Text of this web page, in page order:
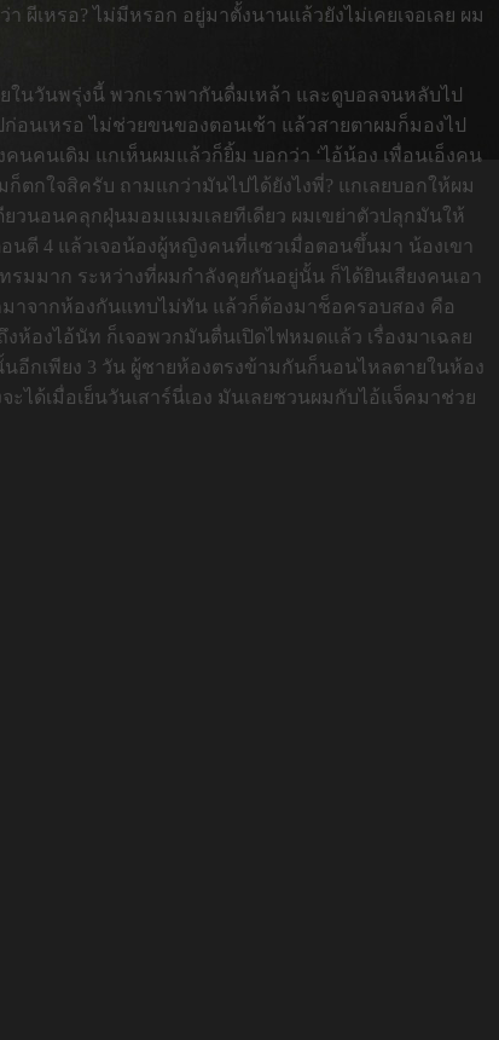
ผีเหรอ? ไม่มีหรอก อยู่มาตั้งนานแล้วยังไม่เคยเจอเลย ผม
นวันพรุ่งนี้ พวกเราพากันดื่มเหล้า และดูบอลจนหลับไป
นเหรอ ไม่ช่วยขนของตอนเช้า แล้วสายตาผมก็มองไป
นคนเดิม แกเห็นผมแล้วก็ยิ้ม บอกว่า ‘ไอ้น้อง เพื่อนเอ็งคน
ตกใจสิครับ ถามแกว่ามันไปได้ยังไงพี่? แกเลยบอกให้ผม
วนอนคลุกฝุ่นมอมแมมเลยทีเดียว ผมเขย่าตัวปลุกมันให้
ตี 4 แล้วเจอน้องผู้หญิงคนที่แซวเมื่อตอนขึ้นมา น้องเขา
มมาก ระหว่างที่ผมกำลังคุยกันอยู่นั้น ก็ได้ยินเสียงคนเอา
มาจากห้องกันแทบไม่ทัน แล้วก็ต้องมาช็อครอบสอง คือ
องไอ้นัท ก็เจอพวกมันตื่นเปิดไฟหมดแล้ว เรื่องมาเฉลย
อีกเพียง 3 วัน ผู้ชายห้องตรงข้ามกันก็นอนไหลตายในห้อง
ได้เมื่อเย็นวันเสาร์นี่เอง มันเลยชวนผมกับไอ้แจ็คมาช่วย